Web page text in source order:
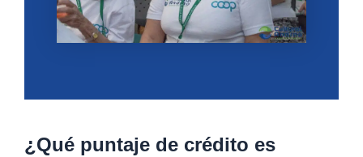
¿Qué puntaje de crédito es